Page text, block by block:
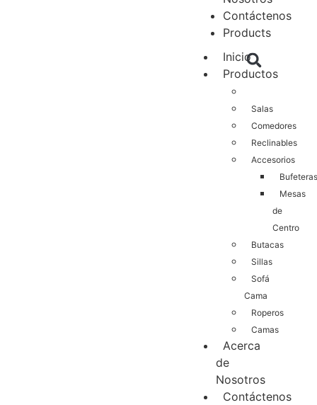
Contáctenos
Products
Inicio
Productos
Salas
Comedores
Reclinables
Accesorios
Bufeteras
Mesas
de
Centro
Butacas
Sillas
Sofá
Cama
Roperos
Camas
Acerca
de
Nosotros
Contáctenos